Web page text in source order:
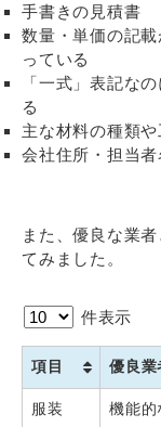
手書きの見積書
数量・単価の記
っている
「一式」表記な
る
主な材料の種類
会社住所・担当
また、優良な業
てみました。
件表示
項目 優良業
服装 機能的